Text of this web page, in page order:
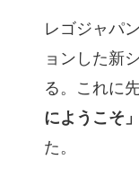
レゴジャパ
ョンした新
る。これに
にようこそ」
た。